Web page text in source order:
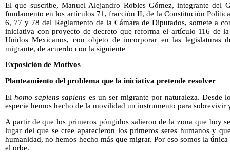
El que suscribe, Manuel Alejandro Robles Gómez, integrante del
fundamento en los artículos 71, fracción II, de la Constitución
6, 77 y 78 del Reglamento de la Cámara de Diputados, somete a
iniciativa con proyecto de decreto que reforma el artículo 116 de
Unidos Mexicanos, con objeto de incorporar en las legislaturas
migrante, de acuerdo con la siguiente
Exposición de Motivos
Planteamiento del problema que la iniciativa pretende resolver
Elhomo sapiens sapiens es un ser migrante por naturaleza. Desde
especie hemos hecho de la movilidad un instrumento para sobrevivir
A partir de que los primeros póngidos salieron de la zona que hoy
lugar del que se cree aparecieron los primeros seres humanos y
humanidad, no hemos hecho más que migrar. Por eso somos la
el orbe.